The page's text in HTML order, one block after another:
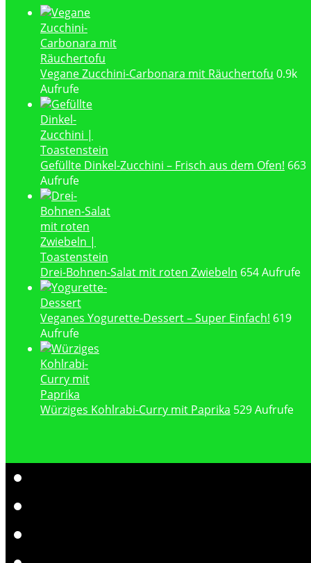
Vegane Zucchini-Carbonara mit Räuchertofu 0.9k
Aufrufe
Gefüllte Dinkel-Zucchini – Frisch aus dem Ofen! 663
Aufrufe
Drei-Bohnen-Salat mit roten Zwiebeln 654 Aufrufe
Veganes Yogurette-Dessert – Super Einfach! 619
Aufrufe
Würziges Kohlrabi-Curry mit Paprika 529 Aufrufe